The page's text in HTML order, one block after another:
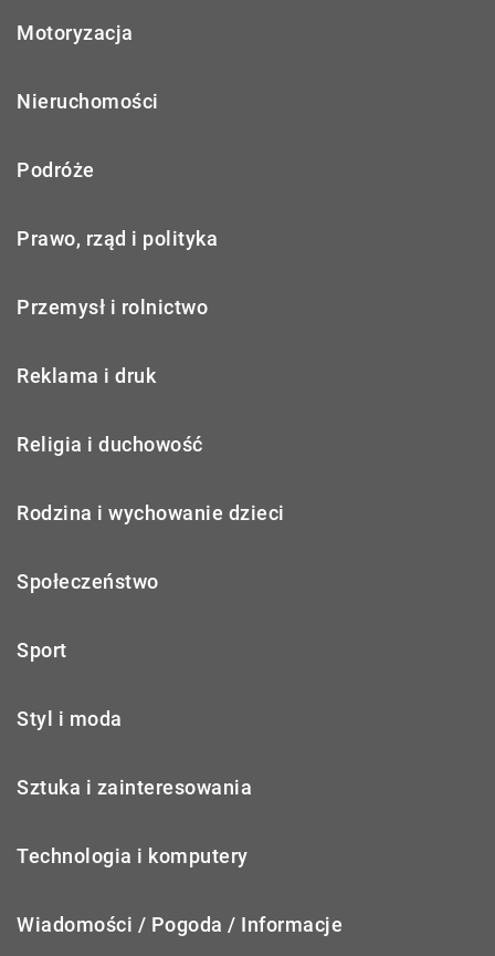
Motoryzacja
Nieruchomości
Podróże
Prawo, rząd i polityka
Przemysł i rolnictwo
Reklama i druk
Religia i duchowość
Rodzina i wychowanie dzieci
Społeczeństwo
Sport
Styl i moda
Sztuka i zainteresowania
Technologia i komputery
Wiadomości / Pogoda / Informacje